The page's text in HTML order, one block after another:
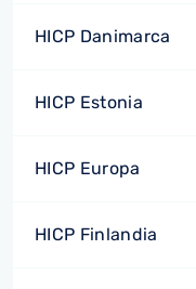
HICP Danimarca
HICP Estonia
HICP Europa
HICP Finlandia